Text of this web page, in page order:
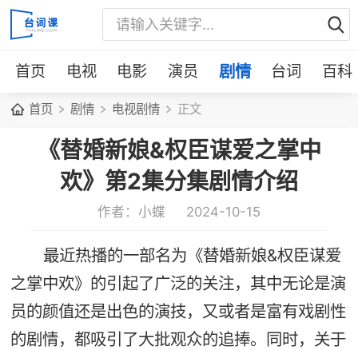
首页 电视 电影 演员 剧情 台词 百科
首页 剧情 电视剧情 正文
《替婚新娘&权臣谋爱之掌中
欢》第2集分集剧情介绍
作者：小蝶 2024-10-15
最近热播的一部名为《替婚新娘&权臣谋爱
之掌中欢》的引起了广泛的关注，其中无论是演
员的颜值还是出色的演技，又或者是富有戏剧性
的剧情，都吸引了大批观众的追捧。同时，关于